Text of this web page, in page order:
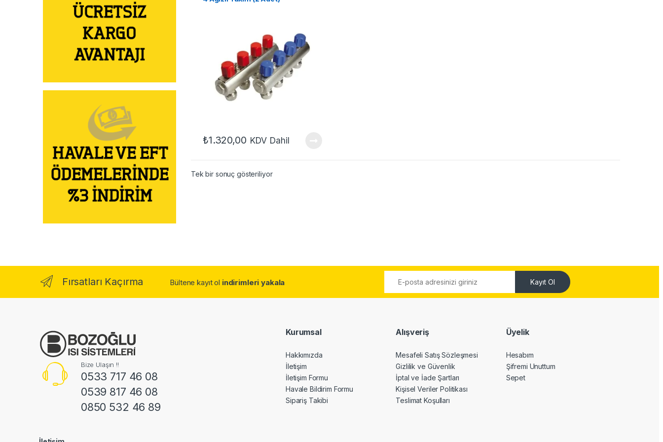
₺1.320,00 KDV Dahil
Tek bir sonuç gösteriliyor
Fırsatları Kaçırma Bültene kayıt ol indirimleri yakala Kayıt Ol
Bize Ulaşın !!
0533 717 46 08
0539 817 46 08
0850 532 46 89
Kurumsal
Hakkımızda
İletişim
İletişim Formu
Havale Bildirim Formu
Sipariş Takibi
Alışveriş
Mesafeli Satış Sözleşmesi
Gizlilik ve Güvenlik
İptal ve İade Şartları
Kişisel Veriler Politikası
Teslimat Koşulları
Üyelik
Hesabım
Şifremi Unuttum
Sepet